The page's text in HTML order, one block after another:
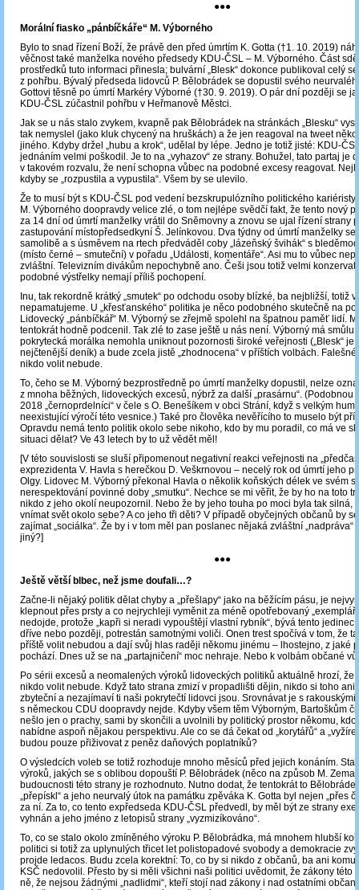
●●●
Morální fiasko „pánbíčkáře“ M. Výborného
Bylo to snad řízení Boží, že právě den před úmrtím K. Gotta (†1. 10. 2019)
věčnost také manželka nového předsedy KDU-ČSL – M. Výborného. Část
prostředků tuto informaci přinesla; bulvární „Blesk“ dokonce publikoval celý
z pohřbu. Bývalý předseda lidovců P. Bělobrádek se dopustil svého
Gottovi těsně po úmrtí Markéry Výborné (†30. 9. 2019). O pár dní později se
KDU-ČSL zúčastnil pohřbu v Heřmanově Městci.
Jak se u nás stalo zvykem, kvapně pak Bělobrádek na stránkách „Blesku“
tak nemyslel (jako kluk chycený na hruškách) a že jen reagoval na tweet
jiného. Kdyby držel „hubu a krok“, udělal by lépe. Jedno je totiž jisté: KDU-
jednáním velmi poškodil. Je to na „vyhazov“ ze strany. Bohužel, tato partaj je
v takovém rozvalu, že není schopna vůbec na podobné excesy reagovat.
kdyby se „rozpustila a vypustila“. Všem by se ulevilo.
Že to musí být s KDU-ČSL pod vedení bezskrupulózního politického
M. Výborného doopravdy velice zlé, o tom nejlépe svědčí fakt, že tento nový
za 14 dní od úmrtí manželky vrátil do Sněmovny a znovu se ujal řízení strany
zastupování místopředsedkyní Š. Jelínkovou. Dva týdny od úmrtí manželky se
samolibě a s úsměvem na rtech předváděl coby „lázeňský švihák“ s
(místo černé – smuteční) v pořadu „Události, komentáře“. Asi mu to vůbec
zvláštní. Televizním divákům nepochybně ano. Češi jsou totiž velmi
podobné výstřelky nemají příliš pochopení.
Inu, tak rekordně krátký „smutek“ po odchodu osoby blízké, ba nejbližší, totiž
nepamatujeme. U „křesťanského“ politika je něco podobného skutečně na
Lidovecký „pánbíčkář“ M. Výborný se zřejmě spolehl na špatnou paměť lidí.
tentokrát hodně podcenil. Tak zlé to zase ještě u nás není. Výborný má
pokrytecká morálka nemohla uniknout pozornosti široké veřejnosti („Blesk“ je
nejčtenější deník) a bude zcela jistě „zhodnocena“ v příštích volbách.
nikdo volit nebude.
To, čeho se M. Výborný bezprostředně po úmrtí manželky dopustil, nelze
z mnoha běžných, lidoveckých excesů, nýbrž za další „prasárnu“. (Podobnou
2018 „černoprdelníci“ v čele s O. Benešíkem v obci Strání, když s velkým
neexistující výročí této vesnice.) Také pro člověka nevěřícího to muselo být
Opravdu nemá tento politik okolo sebe nikoho, kdo by mu poradil, co má ve
situaci dělat? Ve 43 letech by to už vědět měl!
[V této souvislosti se sluší připomenout negativní reakci veřejnosti na
exprezidenta V. Havla s herečkou D. Veškrnovou – necelý rok od úmrtí jeho
Olgy. Lidovec M. Výborný překonal Havla o několik koňských délek ve svém
nerespektování povinné doby „smutku“. Nechce se mi věřit, že by ho na toto
nikdo z jeho okolí neupozornil. Nebo že by jeho touha po moci byla tak silná,
vnímat svět okolo sebe? A co jeho tři děti? V případě obyčejných občanů by
zajímat „sociálka“. Že by i v tom měl pan poslanec nějaká zvláštní „nadpráva“
jiný?]
●●●
Ještě větší blbec, než jsme doufali…?
Začne-li nějaký politik dělat chyby a „přešlapy“ jako na běžícím pásu, je
klepnout přes prsty a co nejrychleji vyměnit za méně opotřebovaný
nedojde, protože „kapři si neradi vypouštějí vlastní rybník“, bývá tento jedinec
dříve nebo později, potrestán samotnými voliči. Onen trest spočívá v tom, že
příště volit nebudou a dají svůj hlas raději někomu jinému – lhostejno, z jaké
pochází. Dnes už se na „partajničení“ moc nehraje. Nebo k volbám občané
Po sérii excesů a neomalených výroků lidoveckých politiků aktuálně hrozí, že
nikdo volit nebude. Když tato strana zmizí v propadlišti dějin, nikdo si toho ani
zbyteční a nezajímaví ti naši pokrytečtí lidovci jsou. Srovnávat je s rakouskými
s německou CDU doopravdy nejde. Kdyby všem těm Výborným, Bartoškům
nešlo jen o prachy, sami by skončili a uvolnili by politický prostor někomu, kdo
nabídne aspoň nějakou perspektivu. Ale co se dá čekat od „korytářů“ a
budou pouze přiživovat z peněz daňových poplatníků?
O výsledcích voleb se totiž rozhoduje mnoho měsíců před jejich konáním.
výroků, jakých se s oblibou dopouští P. Bělobrádek (něco na způsob M.
budoucnosti této strany je rozhodnuto. Nutno dodat, že tentokrát to
„přepískl“ a jeho neurvalý útok na památku zpěváka K. Gotta byl nejen „přes
za ní. Za to, co tento expředseda KDU-ČSL předvedl, by měl být ze strany
vyhnán a jeho jméno z letopisů strany „vyzmizíkováno“.
To, co se stalo okolo zmíněného výroku P. Bělobrádka, má mnohem hlubší
politici si totiž za uplynulých třicet let polistopadové svobody a demokracie
projde ledacos. Budu zcela korektní: To, co by si nikdo z občanů, ba ani
KSČ nedovolil. Přesto by si měli všichni naši politici uvědomit, že zákony této
ně, že nejsou žádnými „nadlidmi“, kteří stojí nad zákony i nad ostatními